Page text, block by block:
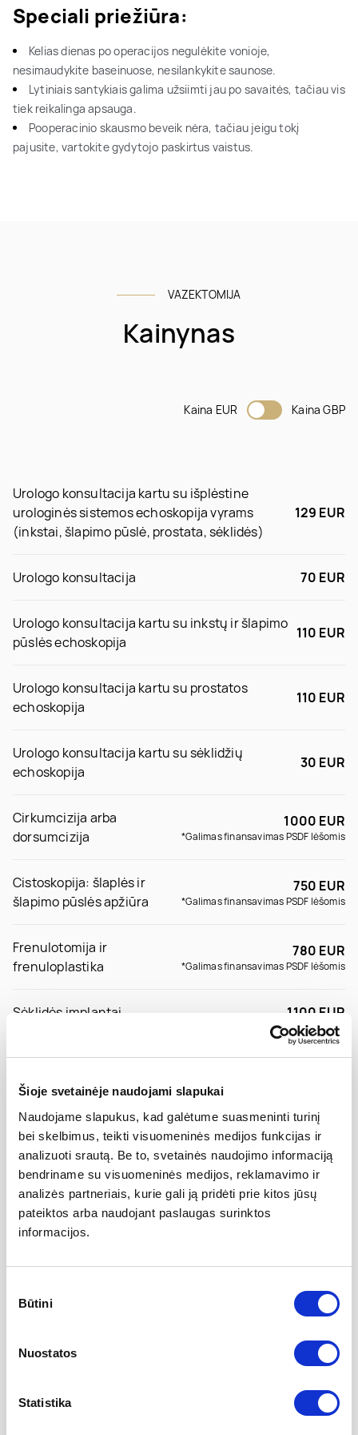
Šioje svetainėje naudojami slapukai
Naudojame slapukus, kad galėtume suasmeninti turinį
bei skelbimus, teikti visuomeninės medijos funkcijas ir
analizuoti srautą. Be to, svetainės naudojimo informaciją
bendriname su visuomeninės medijos, reklamavimo ir
analizės partneriais, kurie gali ją pridėti prie kitos jūsų
pateiktos arba naudojant paslaugas surinktos
informacijos.
pasirinkimas
Būtini
Nuostatos
Statistika
Speciali priežiūra:
Kelias dienas po operacijos negulėkite vonioje,
nesimaudykite baseinuose, nesilankykite saunose.
Lytiniais santykiais galima užsiimti jau po savaitės, tačiau vis
tiek reikalinga apsauga.
Pooperacinio skausmo beveik nėra, tačiau jeigu tokį
pajusite, vartokite gydytojo paskirtus vaistus.
VAZEKTOMIJA
Kainynas
Kaina EUR Kaina GBP
Urologo konsultacija kartu su išplėstine
urologinės sistemos echoskopija vyrams
(inkstai, šlapimo pūslė, prostata, sėklidės)
129 EUR
Urologo konsultacija 70 EUR
Urologo konsultacija kartu su inkstų ir šlapimo
pūslės echoskopija
110 EUR
Urologo konsultacija kartu su prostatos
echoskopija
110 EUR
Urologo konsultacija kartu su sėklidžių
echoskopija
30 EUR
Cirkumcizija arba
dorsumcizija
1000 EUR
*Galimas finansavimas PSDF lėšomis
Cistoskopija: šlaplės ir
šlapimo pūslės apžiūra
750 EUR
*Galimas finansavimas PSDF lėšomis
Frenulotomija ir
frenuloplastika
780 EUR
*Galimas finansavimas PSDF lėšomis
Sėklidės implantai 1100 EUR
Sėklidės vandenės –
850 EUR
Pošlaplinio raiščio
implantacija moterims
naudojant implantą TVTO
1600 EUR
*Galimas finansavimas PSDF lėšomis
Sėklinio virželio cistos –
spermatocelės gydymas
Orchidopeksija
vienpusė/dvipusė
*Galimas finansavimas PSDF lėšomis
Sėklidės pašalinimo operacija
1000 EUR